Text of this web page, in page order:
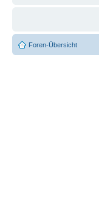
Foren-Übersicht